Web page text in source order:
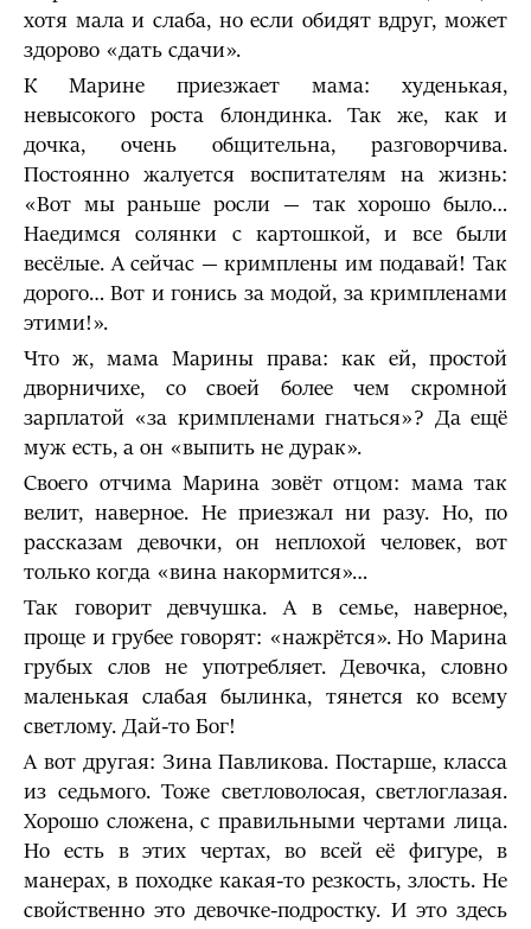
хотя мала и слаба, но если обидят вдруг, может
здорово «дать сдачи».
К Марине приезжает мама: худенькая,
невысокого роста блондинка. Так же, как и
дочка, очень общительна, разговорчива.
Постоянно жалуется воспитателям на жизнь:
«Вот мы раньше росли — так хорошо было…
Наедимся солянки с картошкой, и все были
весёлые. А сейчас — кримплены им подавай! Так
дорого… Вот и гонись за модой, за кримпленами
этими!».
Что ж, мама Марины права: как ей, простой
дворничихе, со своей более чем скромной
зарплатой «за кримпленами гнаться»? Да ещё
муж есть, а он «выпить не дурак».
Своего отчима Марина зовёт отцом: мама так
велит, наверное. Не приезжал ни разу. Но, по
рассказам девочки, он неплохой человек, вот
только когда «вина накормится»…
Так говорит девчушка. А в семье, наверное,
проще и грубее говорят: «нажрётся». Но Марина
грубых слов не употребляет. Девочка, словно
маленькая слабая былинка, тянется ко всему
светлому. Дай-то Бог!
А вот другая: Зина Павликова. Постарше, класса
из седьмого. Тоже светловолосая, светлоглазая.
Хорошо сложена, с правильными чертами лица.
Но есть в этих чертах, во всей её фигуре, в
манерах, в походке какая-то резкость, злость. Не
свойственно это девочке-подростку. И это здесь